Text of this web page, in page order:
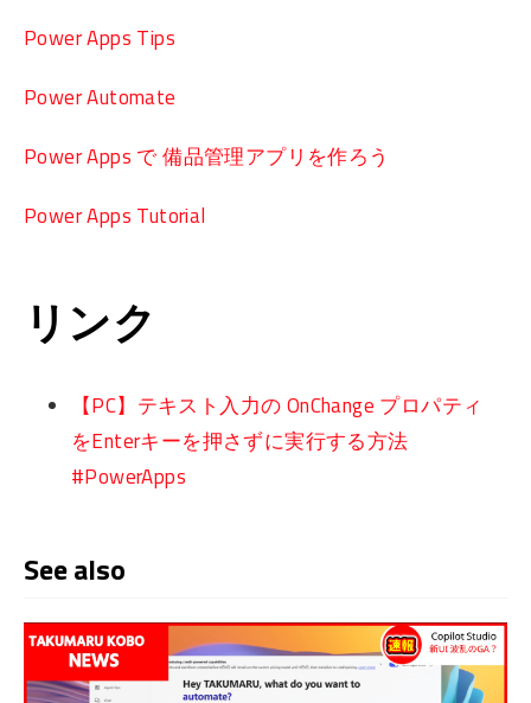
Power Apps Tips
Power Automate
Power Apps で 備品管理アプリを作ろう
Power Apps Tutorial
リンク
【PC】テキスト入力の OnChange プロパティ
をEnterキーを押さずに実行する方法
#PowerApps
See also